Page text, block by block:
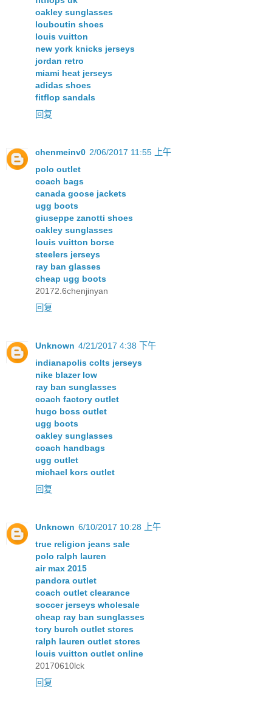
oakley sunglasses
louboutin shoes
louis vuitton
new york knicks jerseys
jordan retro
miami heat jerseys
adidas shoes
fitflop sandals
回复
chenmeinv0 2/06/2017 11:55 上午
polo outlet
coach bags
canada goose jackets
ugg boots
giuseppe zanotti shoes
oakley sunglasses
louis vuitton borse
steelers jerseys
ray ban glasses
cheap ugg boots
20172.6chenjinyan
回复
Unknown 4/21/2017 4:38 下午
indianapolis colts jerseys
nike blazer low
ray ban sunglasses
coach factory outlet
hugo boss outlet
ugg boots
oakley sunglasses
coach handbags
ugg outlet
michael kors outlet
回复
Unknown 6/10/2017 10:28 上午
true religion jeans sale
polo ralph lauren
air max 2015
pandora outlet
coach outlet clearance
soccer jerseys wholesale
cheap ray ban sunglasses
tory burch outlet stores
ralph lauren outlet stores
louis vuitton outlet online
20170610lck
回复